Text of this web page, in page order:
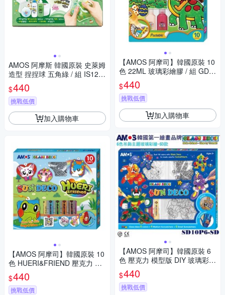
AMOS 阿摩斯 韓國原裝 史萊姆
造型 捏捏球 五角綠 / 組 IS120
P2-GR
$440
挑戰低價
加入購物車
【AMOS 阿摩司】韓國原裝 10
色 HUERI&FRIEND 壓克力 模
型板 DIY 玻璃彩繪組 / 組 SD10
P10-H
$440
挑戰低價
【AMOS 阿摩司】韓國原裝 10
色 22ML 玻璃彩繪膠 / 組 GD2
2P10R
$440
挑戰低價
加入購物車
【AMOS 阿摩司】韓國原裝 6
色 壓克力 模型版 DIY 玻璃彩繪
膠-SD款 / 組 SD10P6-SD
$440
挑戰低價